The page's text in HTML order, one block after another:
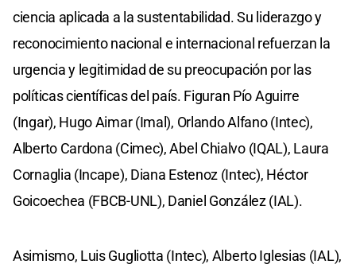
ciencia aplicada a la sustentabilidad. Su liderazgo y
reconocimiento nacional e internacional refuerzan la
urgencia y legitimidad de su preocupación por las
políticas científicas del país. Figuran Pío Aguirre
(Ingar), Hugo Aimar (Imal), Orlando Alfano (Intec),
Alberto Cardona (Cimec), Abel Chialvo (IQAL), Laura
Cornaglia (Incape), Diana Estenoz (Intec), Héctor
Goicoechea (FBCB-UNL), Daniel González (IAL).
Asimismo, Luis Gugliotta (Intec), Alberto Iglesias (IAL),